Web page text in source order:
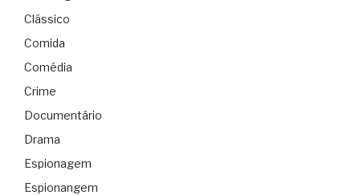
Clássico
Comida
Comédia
Crime
Documentário
Drama
Espionagem
Espionangem